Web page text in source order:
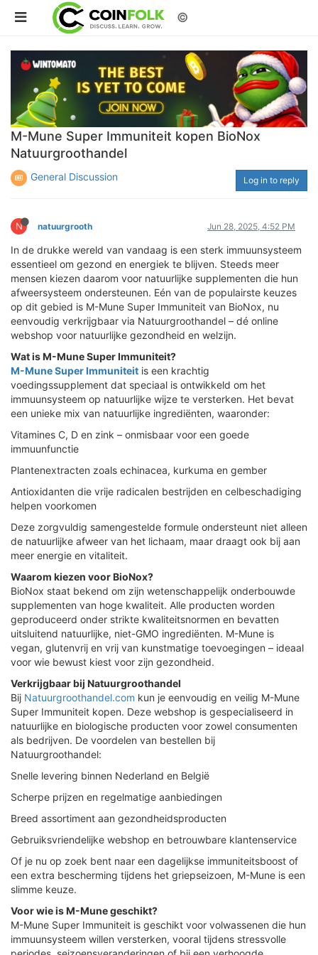
©
M-Mune Super Immuniteit kopen BioNox
Natuurgroothandel
General Discussion Log in to reply
N natuurgrooth Jun 28, 2025, 4:52 PM
In de drukke wereld van vandaag is een sterk immuunsysteem
essentieel om gezond en energiek te blijven. Steeds meer
mensen kiezen daarom voor natuurlijke supplementen die hun
afweersysteem ondersteunen. Eén van de populairste keuzes
op dit gebied is M-Mune Super Immuniteit van BioNox, nu
eenvoudig verkrijgbaar via Natuurgroothandel – dé online
webshop voor natuurlijke gezondheid en welzijn.
Wat is M-Mune Super Immuniteit?
M-Mune Super Immuniteit is een krachtig
voedingssupplement dat speciaal is ontwikkeld om het
immuunsysteem op natuurlijke wijze te versterken. Het bevat
een unieke mix van natuurlijke ingrediënten, waaronder:
Vitamines C, D en zink – onmisbaar voor een goede
immuunfunctie
Plantenextracten zoals echinacea, kurkuma en gember
Antioxidanten die vrije radicalen bestrijden en celbeschadiging
helpen voorkomen
Deze zorgvuldig samengestelde formule ondersteunt niet alleen
de natuurlijke afweer van het lichaam, maar draagt ook bij aan
meer energie en vitaliteit.
Waarom kiezen voor BioNox?
BioNox staat bekend om zijn wetenschappelijk onderbouwde
supplementen van hoge kwaliteit. Alle producten worden
geproduceerd onder strikte kwaliteitsnormen en bevatten
uitsluitend natuurlijke, niet-GMO ingrediënten. M-Mune is
vegan, glutenvrij en vrij van kunstmatige toevoegingen – ideaal
voor wie bewust kiest voor zijn gezondheid.
Verkrijgbaar bij Natuurgroothandel
Bij Natuurgroothandel.com kun je eenvoudig en veilig M-Mune
Super Immuniteit kopen. Deze webshop is gespecialiseerd in
natuurlijke en biologische producten voor zowel consumenten
als bedrijven. De voordelen van bestellen bij
Natuurgroothandel:
Snelle levering binnen Nederland en België
Scherpe prijzen en regelmatige aanbiedingen
Breed assortiment aan gezondheidsproducten
Gebruiksvriendelijke webshop en betrouwbare klantenservice
Of je nu op zoek bent naar een dagelijkse immuniteitsboost of
een extra bescherming tijdens het griepseizoen, M-Mune is een
slimme keuze.
Voor wie is M-Mune geschikt?
M-Mune Super Immuniteit is geschikt voor volwassenen die hun
immuunsysteem willen versterken, vooral tijdens stressvolle